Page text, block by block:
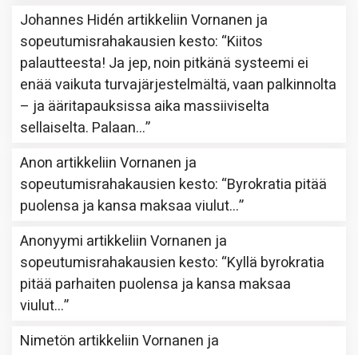
Johannes Hidén artikkeliinVornanen ja
sopeutumisrahakausien kesto: “Kiitos
palautteesta! Ja jep, noin pitkänä systeemi ei
enää vaikuta turvajärjestelmältä, vaan palkinnolta
– ja ääritapauksissa aika massiiviselta
sellaiselta. Palaan…”
Anon artikkeliinVornanen ja
sopeutumisrahakausien kesto: “Byrokratia pitää
puolensa ja kansa maksaa viulut…”
Anonyymi artikkeliinVornanen ja
sopeutumisrahakausien kesto: “Kyllä byrokratia
pitää parhaiten puolensa ja kansa maksaa
viulut…”
Nimetön artikkeliinVornanen ja